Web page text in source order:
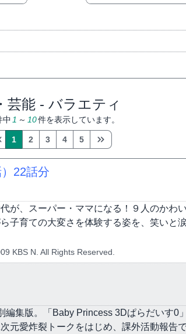
芸能 - バラエティ
中 1 ～ 10件を表示しています。
1 2 3 4 5
22話分
が、スーパー・ママになる！９人のかわ
子育ての大変さを体験する姿を、笑いと涙
KBS N. All Rights Reserved.
集版。「Baby Princess 3Dぱらだいす0
元愛炸裂トークをはじめ、課外活動報告